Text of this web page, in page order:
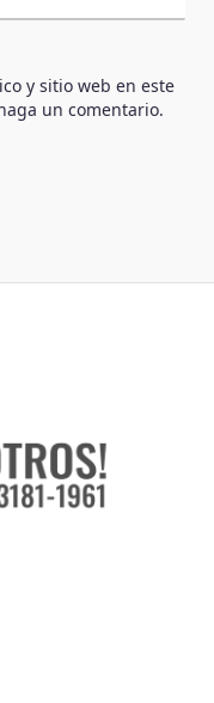
y sitio web en este
un comentario.